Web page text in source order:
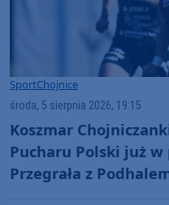
SportChojnice
środa, 5 sierpnia 2026, 19:15
Koszmar
Pucharu Polski już
Przegrała z